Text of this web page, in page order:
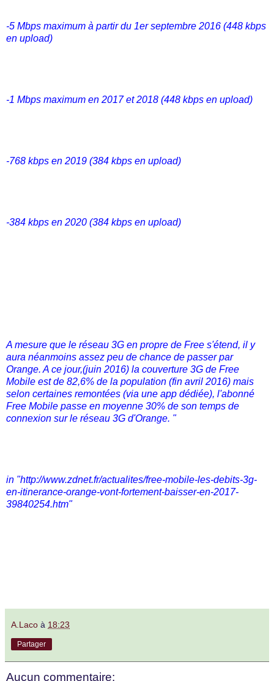
-5 Mbps maximum à partir du 1er septembre 2016 (448 kbps
en upload)
-1 Mbps maximum en 2017 et 2018 (448 kbps en upload)
-768 kbps en 2019 (384 kbps en upload)
-384 kbps en 2020 (384 kbps en upload)
A mesure que le réseau 3G en propre de Free s'étend, il y
aura néanmoins assez peu de chance de passer par
Orange. A ce jour,(juin 2016) la couverture 3G de Free
Mobile est de 82,6% de la population (fin avril 2016) mais
selon certaines remontées (via une app dédiée), l'abonné
Free Mobile passe en moyenne 30% de son temps de
connexion sur le réseau 3G d'Orange. "
in "http://www.zdnet.fr/actualites/free-mobile-les-debits-3g-
en-itinerance-orange-vont-fortement-baisser-en-2017-
39840254.htm"
A.Laco à 18:23
Partager
Aucun commentaire: